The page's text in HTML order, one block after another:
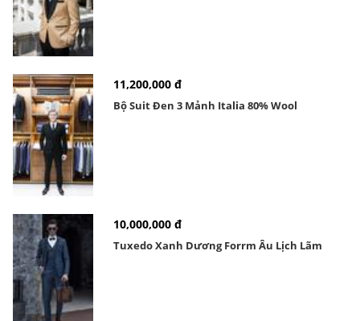
11,200,000 đ
Bộ Suit Đen 3 Mảnh Italia 80% Wool
10,000,000 đ
Tuxedo Xanh Dương Forrm Âu Lịch Lãm